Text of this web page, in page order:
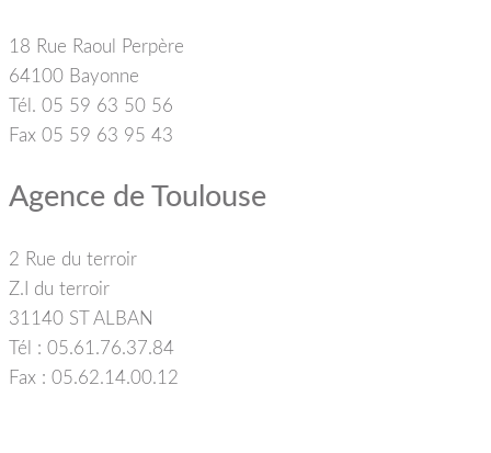
18 Rue Raoul Perpère
64100 Bayonne
Tél. 05 59 63 50 56
Fax 05 59 63 95 43
Agence de Toulouse
2 Rue du terroir
Z.I du terroir
31140 ST ALBAN
Tél : 05.61.76.37.84
Fax : 05.62.14.00.12